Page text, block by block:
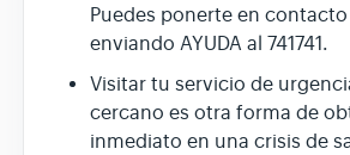
Puedes ponerte en
enviando AYUDA al 741741.
Visitar tu servicio de
cercano es otra forma de
inmediato en una crisis de